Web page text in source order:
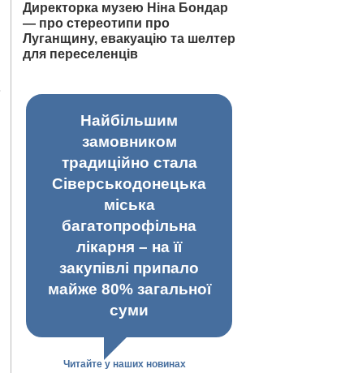
Директорка музею Ніна Бондар
— про стереотипи про
Луганщину, евакуацію та шелтер
для переселенців
Найбільшим
замовником
традиційно стала
Сіверськодонецька
міська
багатопрофільна
лікарня – на її
закупівлі припало
майже 80% загальної
суми
Читайте у наших новинах